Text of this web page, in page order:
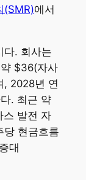
(SMR)에서
다. 회사는
$36(자사
, 2028년 연
. 최근 약
발전 자
당 현금흐름
대